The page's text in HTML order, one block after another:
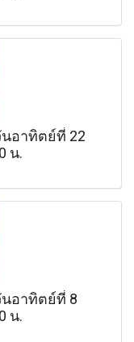
นอาทิตย์ที่ 22
น.
นอาทิตย์ที่ 8
น.